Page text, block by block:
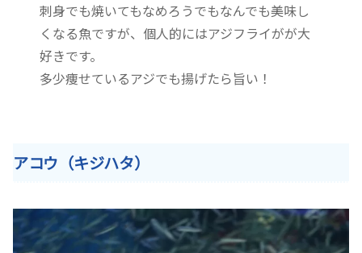
刺身でも焼いてもなめろうでもなんでも美味し
くなる魚ですが、個人的にはアジフライがが大
好きです。
多少痩せているアジでも揚げたら旨い！
アコウ（キジハタ）